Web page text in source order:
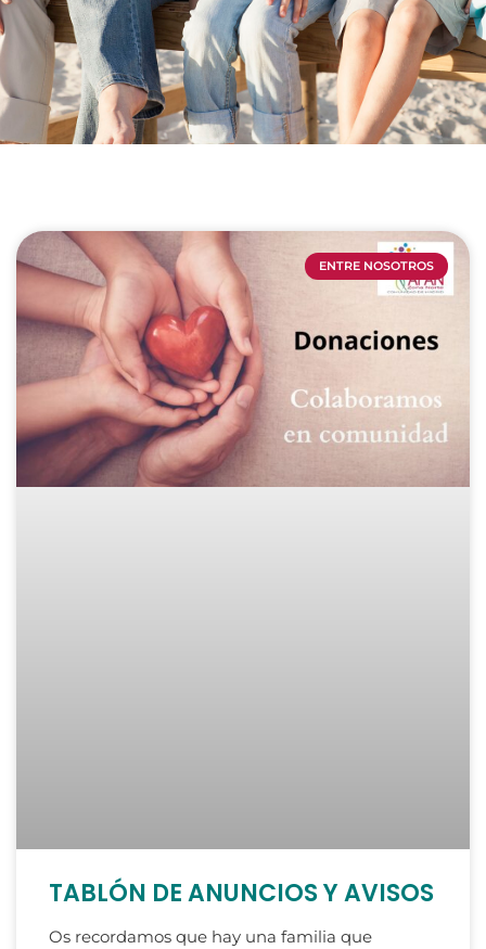
ENTRE NOSOTROS
TABLÓN DE ANUNCIOS Y AVISOS
Os recordamos que hay una familia que